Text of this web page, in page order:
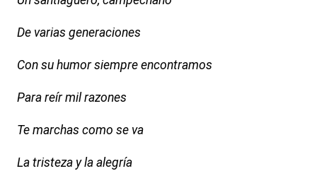
De varias generaciones
Con su humor siempre encontramos
Para reír mil razones
Te marchas como se va
La tristeza y la alegría